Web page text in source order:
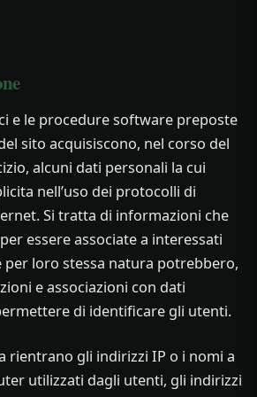
e le procedure software preposte
sito acquisiscono, nel corso del
alcuni dati personali la cui
nell’uso dei protocolli di
Si tratta di informazioni che
essere associate a interessati
per loro stessa natura potrebbero,
e associazioni con dati
di identificare gli utenti.
rientrano gli indirizzi IP o i nomi a
utilizzati dagli utenti, gli indirizzi